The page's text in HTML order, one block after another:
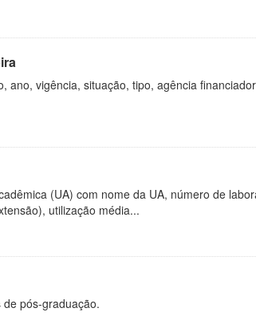
ano, vigência, situação, tipo, agência
(UA) com nome da UA, número de
utilização média...
pós-graduação.